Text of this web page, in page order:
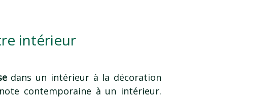
intérieur
dans un intérieur à la décoration
contemporaine à un intérieur.